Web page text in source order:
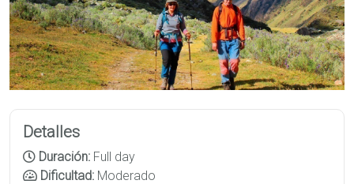
Detalles
Duración: Full day
Dificultad: Moderado